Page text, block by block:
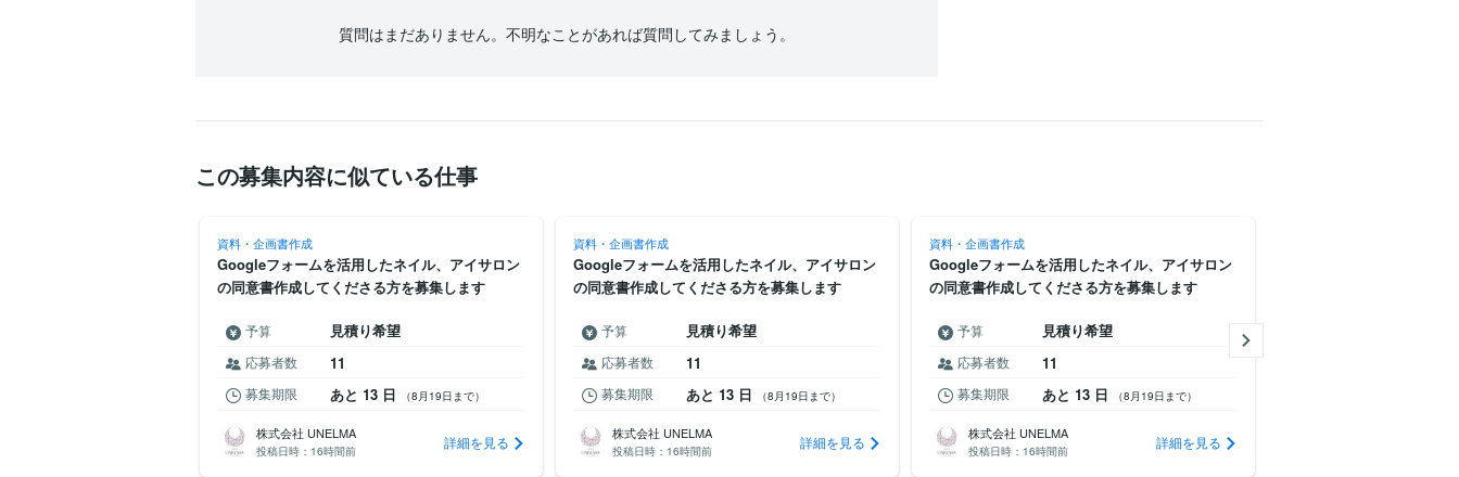
質問はまだありません。不明なことがあれば質問してみましょう。
この募集内容に似ている仕事
資料・企画書作成
Googleフォームを活用したネイル、アイサロン
の同意書作成してくださる方を募集します
予算 見積り希望
応募者数 11
募集期限 あと 13 日 （8月19日まで）
株式会社 UNELMA
投稿日時： 16時間前 詳細を見る
資料・企画書作成
Googleフォームを活用したネイル、アイサロン
の同意書作成してくださる方を募集します
予算 見積り希望
応募者数 11
募集期限 あと 13 日 （8月19日まで）
株式会社 UNELMA
投稿日時： 16時間前 詳細を見る
資料・企画書作成
Googleフォームを活用したネイル、アイサロン
の同意書作成してくださる方を募集します
予算 見積り希望
応募者数 11
募集期限 あと 13 日 （8月19日まで）
株式会社 UNELMA
投稿日時： 16時間前 詳細を見る